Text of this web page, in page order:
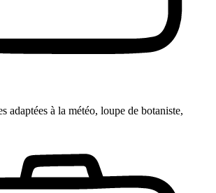
adaptées à la météo, loupe de botaniste,